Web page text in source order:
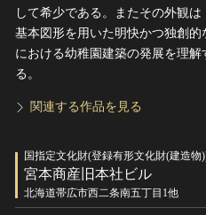
して希少である。またその外観
基本図形を用いた明快かつ独創
における幼稚園建築の発展を理
る。
関連する作品を見る
国指定文化財(登録有形文化財(建造物
宮本商産旧本社ビル
北海道帯広市西二条南五丁目1他